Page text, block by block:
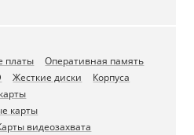
платы
Оперативная память
Жесткие диски
Корпуса
карты
видеозахвата